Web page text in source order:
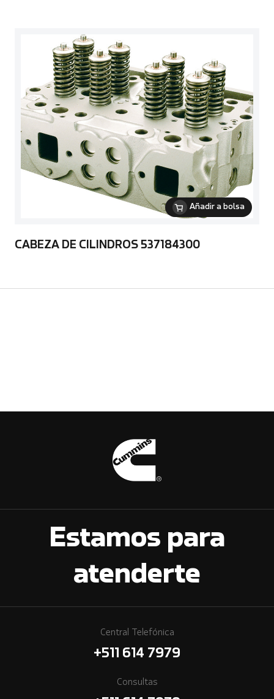
Añadir a bolsa
CABEZA DE CILINDROS 537184300
Estamos para
atenderte
Central Telefónica
+511 614 7979
Consultas